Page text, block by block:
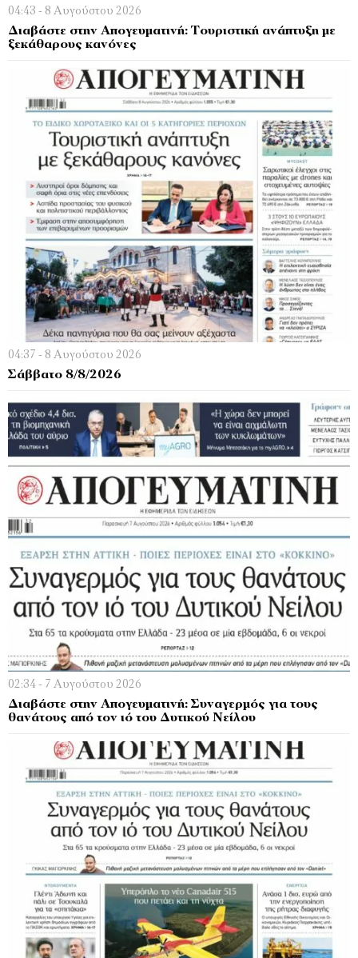
04:43 - 8 Αυγούστου 2026
Διαβάστε στην Απογευματινή: Τουριστική ανάπτυξη με
ξεκάθαρους κανόνες
04:37 - 8 Αυγούστου 2026
Σάββατο 8/8/2026
02:34 - 7 Αυγούστου 2026
Διαβάστε στην Απογευματινή: Συναγερμός για τους
θανάτους από τον ιό του Δυτικού Νείλου